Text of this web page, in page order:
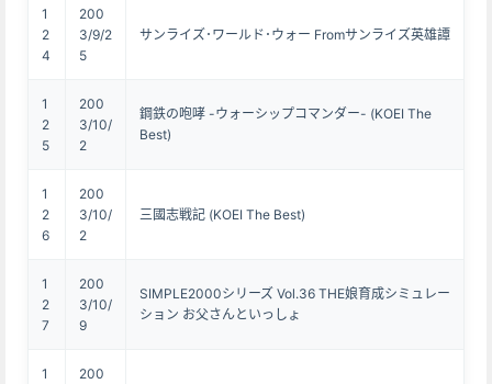
1
2
4
200
3/9/2
5
サンライズ･ワールド･ウォー Fromサンライズ英雄譚
1
2
5
200
3/10/
2
鋼鉄の咆哮 -ウォーシップコマンダー- (KOEI The
Best)
1
2
6
200
3/10/
2
三國志戦記 (KOEI The Best)
1
2
7
200
3/10/
9
SIMPLE2000シリーズ Vol.36 THE娘育成シミュレー
ション お父さんといっしょ
1
200